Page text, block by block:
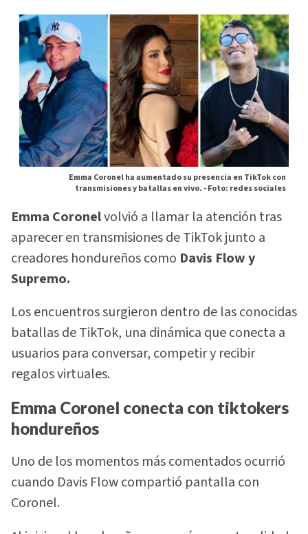
Emma Coronel ha aumentado su presencia en TikTok con
transmisiones y batallas en vivo. -Foto: redes sociales
Emma Coronelvolvió a llamar la atención tras
aparecer en transmisiones de TikTok junto a
creadores hondureños como Davis Flow y
Supremo.
Los encuentros surgieron dentro de las conocidas
batallas de TikTok, una dinámica que conecta a
usuarios para conversar, competir y recibir
regalos virtuales.
Emma Coronel conecta con tiktokers
hondureños
Uno de los momentos más comentados ocurrió
cuando Davis Flow compartió pantalla con
Coronel.